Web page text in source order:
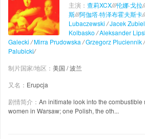
主演： 查莉XCX///伦娜·戈拉//
斯///阿伽塔·特泽布霍夫斯卡//
Lubaczewski /Jacek Zubiel
Kolbasko /Aleksander
Galecki /Mirra Prudowska /Grzegorz Pluciennik/
Palubicki/
制片国家/地区： 美国 / 波兰
又名： Erupcja
剧情简介： An initimate look into the
women in Warsaw; one Polish, the oth...